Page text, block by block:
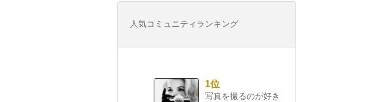
人気コミュニティランキング
1位
写真を撮るのが好き